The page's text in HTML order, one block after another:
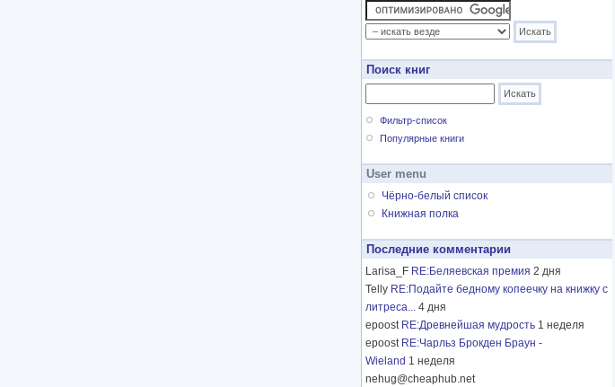
Поиск книг
Фильтр-список
Популярные книги
User menu
Чёрно-белый список
Книжная полка
Последние комментарии
Larisa_F RE:Беляевская премия 2 дня
Telly RE:Подайте бедному копеечку на книжку с
литреса... 4 дня
epoost RE:Древнейшая мудрость 1 неделя
epoost RE:Чарльз Брокден Браун -
Wieland 1 неделя
nehug@cheaphub.net